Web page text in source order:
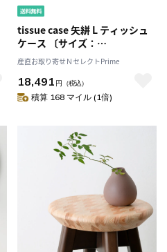
tissue case 矢絣 L ティッシュ
ケース 〔サイズ：
W271×D147×H44mm〕［北
海道・離島 配送不可］
産直お取り寄せＮセレクトPrime
18,491 円 （税込）
積算 168 マイル (1倍)